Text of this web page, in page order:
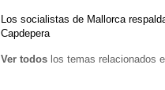
Los socialistas de Mallorca
Capdepera
Ver todos los temas relacionados